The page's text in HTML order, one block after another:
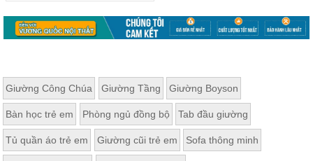
điểm
Phòng
Ăn
Bàn
ăn,
ghế
kệ
bếp
Giường Công Chúa Giường Tầng Giường Boyson
Bàn học trẻ em Phòng ngủ đồng bộ Tab đầu giường
Tủ quần áo trẻ em Giường cũi trẻ em Sofa thông minh